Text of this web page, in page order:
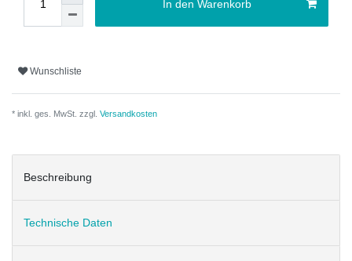
In den Warenkorb
Wunschliste
* inkl. ges. MwSt. zzgl. Versandkosten
Beschreibung
Technische Daten